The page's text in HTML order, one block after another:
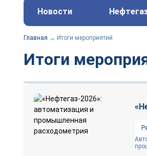
Реклама. ООО «Русь-Турбо»,
erid: F7NfYUJCUneVdwPs4znf
Новости
Главная → Итоги мероприятий
Итоги